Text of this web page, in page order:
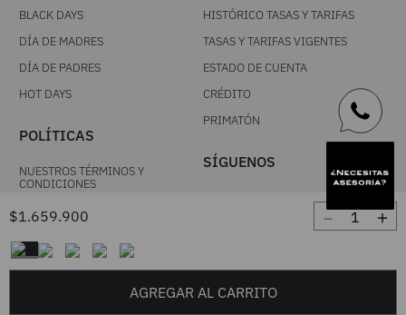
$1.659.900 ＋
－
AGREGAR AL CARRITO
BLACK DAYS
DÍA DE MADRES
DÍA DE PADRES
HOT DAYS
POLÍTICAS
NUESTROS TÉRMINOS Y
CONDICIONES
POLÍTICA DE CAMBIOS
PERSONALES
TÉRMINOS Y CONDICIONES
HISTÓRICO TASAS Y TARIFAS
TASAS Y TARIFAS VIGENTES
ESTADO DE CUENTA
CRÉDITO
PRIMATÓN
SÍGUENOS